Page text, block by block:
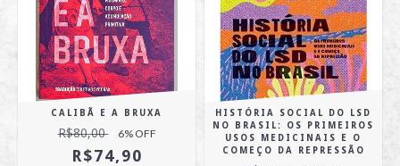
CALIBÃ E A BRUXA
R$80,00 6% OFF
R$74,90
HISTÓRIA SOCIAL DO LSD
NO BRASIL: OS PRIMEIROS
USOS MEDICINAIS E O
COMEÇO DA REPRESSÃO